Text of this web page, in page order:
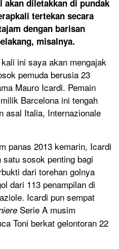
akan diletakkan di pundak
tertekan secara
dengan barisan
misalnya.
ini saya akan mengajak
pemuda berusia 23
Mauro Icardi. Pemain
Barcelona ini tengah
asal Italia, Internazionale
panas 2013 kemarin, Icardi
sosok penting bagi
dari torehan golnya
dari 113 penampilan di
Icardi pun sempat
Serie A musim
Toni berkat gelontoran 22